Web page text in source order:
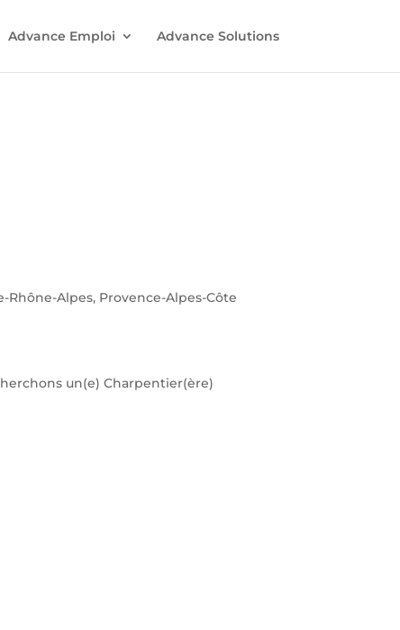
Advance Emploi Advance Solutions
Alpes, Provence-Alpes-Côte
un(e) Charpentier(ère)